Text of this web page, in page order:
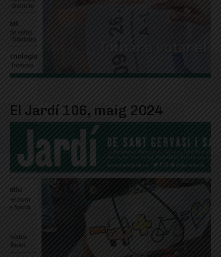
El Jardí 106, maig 2024